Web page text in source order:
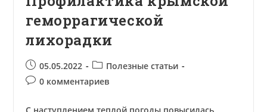
геморрагической
лихорадки
Запись
опубликована:
05.05.2022
Рубрика
записи:
Полезные статьи
Комментарии
записи:
0 комментариев